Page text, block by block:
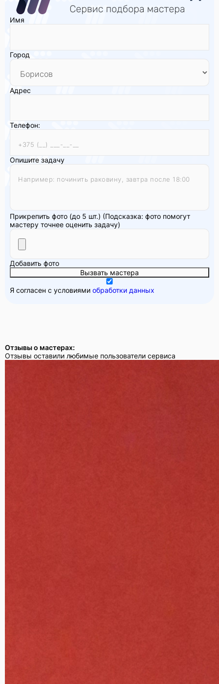
Имя
Город
Адрес
Телефон:
Опишите задачу
Прикрепить фото (до 5 шт.) (Подсказка: фото помогут
мастеру точнее оценить задачу)
Добавить фото
Вызвать мастера
Я согласен с условиями обработки данных
Отзывы о мастерах:
Отзывы оставили любимые пользователи сервиса